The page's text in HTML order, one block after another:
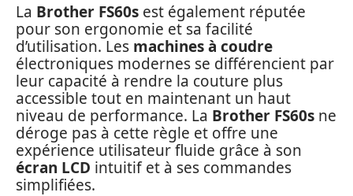
La Brother FS60s est également réputée
pour son ergonomie et sa facilité
d’utilisation. Les machines à coudre
électroniques modernes se différencient par
leur capacité à rendre la couture plus
accessible tout en maintenant un haut
niveau de performance. La Brother FS60s ne
déroge pas à cette règle et offre une
expérience utilisateur fluide grâce à son
écran LCD intuitif et à ses commandes
simplifiées.